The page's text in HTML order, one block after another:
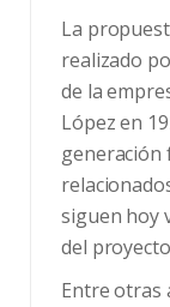
La
realizado
de la
López en
generación
siguen hoy
del
Entre otras